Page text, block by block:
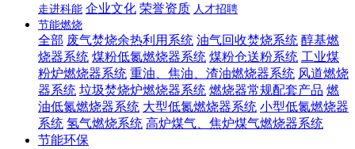
走进科能 企业文化 荣誉资质 人才招聘
节能燃烧
全部 废气焚烧余热利用系统 油气回收焚烧系统 醇基燃
烧器系统 煤粉低氮燃烧器系统 煤粉仓送粉系统 工业煤
粉炉燃烧器系统 重油、焦油、渣油燃烧器系统 风道燃烧
器系统 垃圾焚烧炉燃烧器系统 燃烧器常规配套产品 燃
油低氮燃烧器系统 大型低氮燃烧器系统 小型低氮燃烧器
系统 氢气燃烧系统 高炉煤气、焦炉煤气燃烧器系统
节能环保